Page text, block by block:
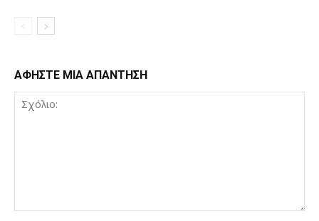
ΑΦΗΣΤΕ ΜΙΑ ΑΠΑΝΤΗΣΗ